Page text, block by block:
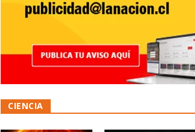
CIENCIA